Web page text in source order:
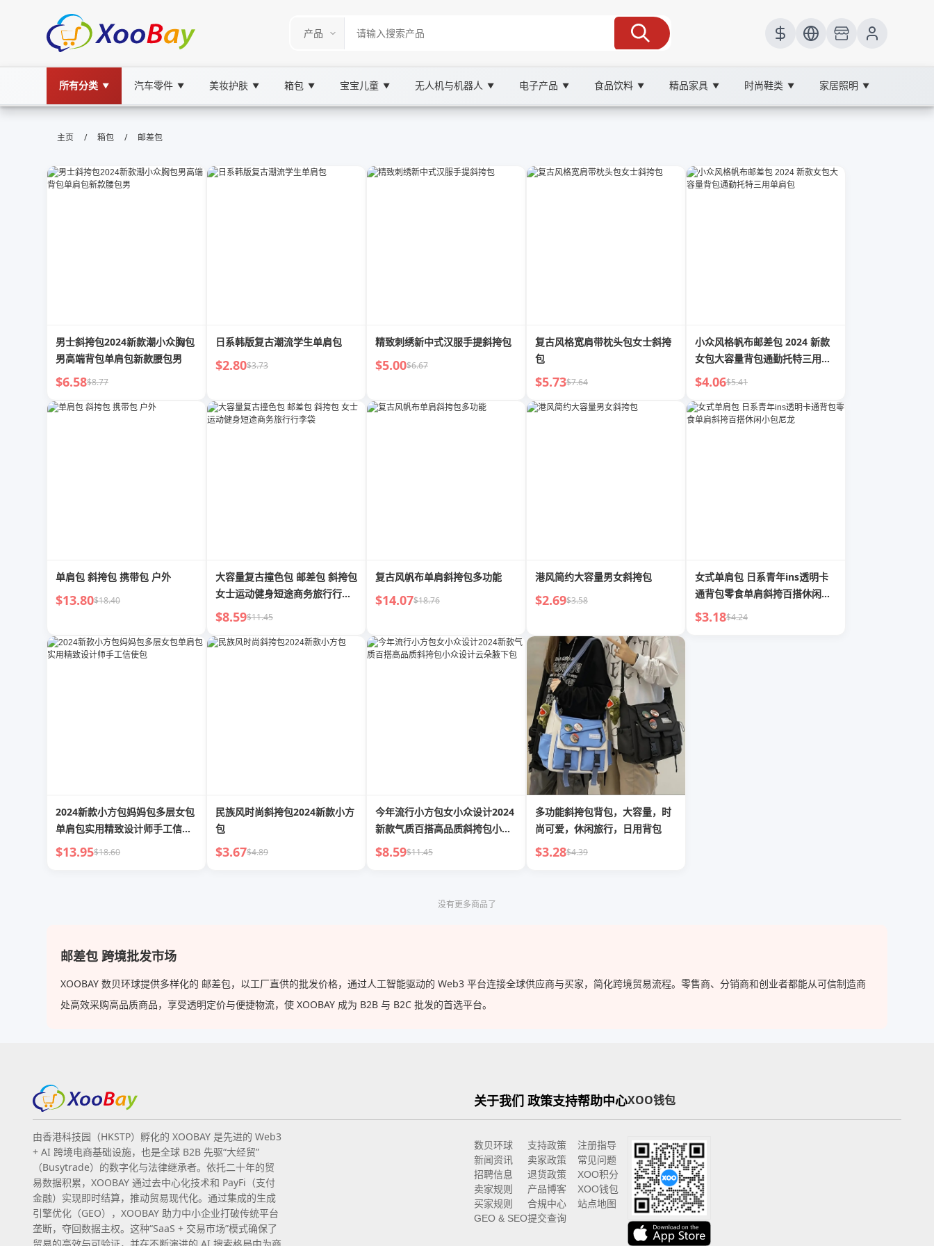
所有分类 ▼ 汽车零件 ▼ 美妆护肤 ▼ 箱包 ▼ 宝宝儿童 ▼ 无人机与机器人 ▼ 电子产品 ▼ 食品饮料 ▼ 精品家具 ▼ 时尚鞋类 ▼ 家居照明 ▼
邮差包 | XOOBAY B2B/B2C Marketplace
邮差包便携防水时尚实用推荐日常通勤场景佳
主页 / 箱包 / 邮差包
男士斜挎包2024新款潮小众胸包
男高端背包单肩包新款腰包男
$6.58$8.77
日系韩版复古潮流学生单肩包
$2.80$3.73
精致刺绣新中式汉服手提斜挎包
$5.00$6.67
复古风格宽肩带枕头包女士斜挎
包
$5.73$7.64
小众风格帆布邮差包 2024 新款
女包大容量背包通勤托特三用单
肩包
$4.06$5.41
单肩包 斜挎包 携带包 户外
$13.80$18.40
大容量复古撞色包 邮差包 斜挎包
女士运动健身短途商务旅行行李
袋
$8.59$11.45
复古风帆布单肩斜挎包多功能
$14.07$18.76
港风简约大容量男女斜挎包
$2.69$3.58
女式单肩包 日系青年ins透明卡
通背包零食单肩斜挎百搭休闲小
包尼龙
$3.18$4.24
2024新款小方包妈妈包多层女包
单肩包实用精致设计师手工信使
包
$13.95$18.60
民族风时尚斜挎包2024新款小方
包
$3.67$4.89
今年流行小方包女小众设计2024
新款气质百搭高品质斜挎包小众
设计云朵腋下包
$8.59$11.45
多功能斜挎包背包，大容量，时
尚可爱，休闲旅行，日用背包
$3.28$4.39
没有更多商品了
邮差包 跨境批发市场
XOOBAY 数贝环球提供多样化的 邮差包，以工厂直供的批发价格，通过人工智能驱动的 Web3 平台连接全球供应商与买家，简化跨境贸易流程。零售商、分销商和创业者都能从可信制造商
处高效采购高品质商品，享受透明定价与便捷物流，使 XOOBAY 成为 B2B 与 B2C 批发的首选平台。
由香港科技园（HKSTP）孵化的 XOOBAY 是先进的 Web3
+ AI 跨境电商基础设施，也是全球 B2B 先驱“大经贸”
（Busytrade）的数字化与法律继承者。依托二十年的贸
易数据积累，XOOBAY 通过去中心化技术和 PayFi（支付
金融）实现即时结算，推动贸易现代化。通过集成的生成
引擎优化（GEO），XOOBAY 助力中小企业打破传统平台
垄断，夺回数据主权。这种“SaaS + 交易市场”模式确保了
关于我们
数贝环球
新闻资讯
招聘信息
卖家规则
买家规则
GEO & SEO
政策支持
支持政策
卖家政策
退货政策
产品博客
合規中心
提交查询
帮助中心
注册指导
常见问题
XOO积分
XOO钱包
站点地图
XOO钱包